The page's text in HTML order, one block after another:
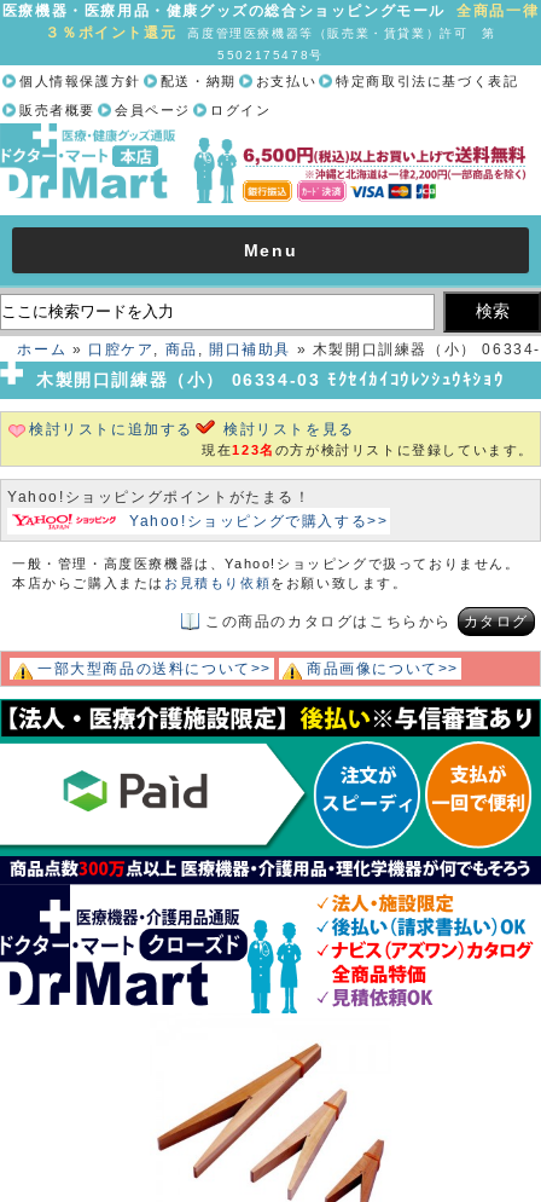
医療機器・医療用品・健康グッズの総合ショッピングモール全商品一律
３％ポイント還元
高度管理医療機器等（販売業・賃貸業）許可 第
5502175478号
個人情報保護方針 配送・納期 お支払い
特定商取引法に基づく表記
販売者概要
会員ページ ログイン
Menu
ホーム » 口腔ケア , 商品 , 開口補助具 » 木製開口訓練器（小） 06334-
03 ﾓｸｾｲｶｲｺｳﾚﾝｼｭｳｷｼｮｳ
木製開口訓練器（小） 06334-03 ﾓｸｾｲｶｲｺｳﾚﾝｼｭｳｷｼｮｳ
検討リストに追加する 検討リストを見る
現在123名 の方が検討リストに登録しています。
Yahoo!ショッピングポイントがたまる！
Yahoo!ショッピングで購入する>>
一般・管理・高度医療機器は、Yahoo!ショッピングで扱っておりません。
本店からご購入または お見積もり依頼をお願い致します。
この商品のカタログはこちらから カタログ
一部大型商品の送料について>> 商品画像について>>